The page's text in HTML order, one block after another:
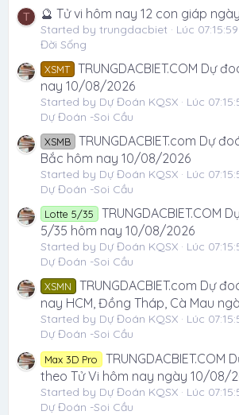
T 🔮 Tử vi hôm nay 12 con giáp
Started by trungdacbiet Lúc 07:15:59
Đời Sống
XSMT TRUNGDACBIET.COM Dự
nay 10/08/2026
Started by Dự Đoán KQSX Lúc
Dự Đoán -Soi Cầu
XSMB
TRUNGDACBIET.com Dự
Bắc hôm nay 10/08/2026
Started by Dự Đoán KQSX Lúc
Dự Đoán -Soi Cầu
Lotte 5/35
TRUNGDACBIET.COM
5/35 hôm nay 10/08/2026
Started by Dự Đoán KQSX Lúc
Dự Đoán -Soi Cầu
XSMN
TRUNGDACBIET.com Dự
nay HCM, Đồng Tháp, Cà Mau
Started by Dự Đoán KQSX Lúc
Dự Đoán -Soi Cầu
Max 3D Pro
TRUNGDACBIET.COM
theo Tử Vi hôm nay ngày 10/08/
Started by Dự Đoán KQSX Lúc
Dự Đoán -Soi Cầu